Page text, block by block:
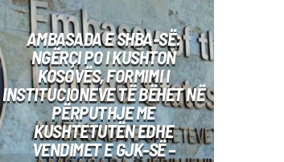
AMBASADA E SHBA-SË:
NGËRÇI PO I KUSHTON
KOSOVËS, FORMIMI I
INSTITUCIONEVE TË BËHET NË
PËRPUTHJE ME
KUSHTETUTËN EDHE
VENDIMET E GJK-SË –